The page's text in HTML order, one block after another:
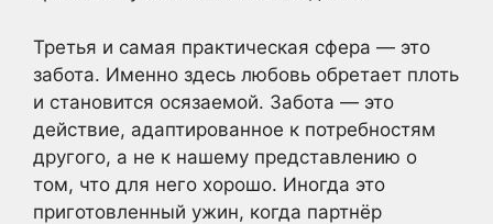
Третья и самая практическая сфера — это
забота. Именно здесь любовь обретает плоть
и становится осязаемой. Забота — это
действие, адаптированное к потребностям
другого, а не к нашему представлению о
том, что для него хорошо. Иногда это
приготовленный ужин, когда партнёр